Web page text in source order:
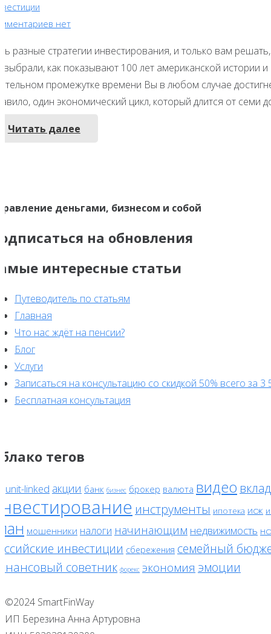
нет
разные стратегии инвестирования, и только вам
выбрали, как показывают 100 лет американской истории
промежутке времени Вы в любом случае
один экономический цикл, который длится от семи
Читать далее
деньгами, бизнесом и собой
на обновления
интересные статьи
Путеводитель по статьям
Главная
Что нас ждёт на пенсии?
Блог
Услуги
Записаться на консультацию со скидкой 50% всего за 3
Бесплатная консультация
тегов
unit-linked акции банк бизнес брокер валюта видео вклад
инструменты ипотека исж
мошенники налоги начинающим недвижимость
инвестиции сбережения семейный
советник форекс экономия эмоции
©2024 SmartFinWay
ИП Березина Анна Артуровна